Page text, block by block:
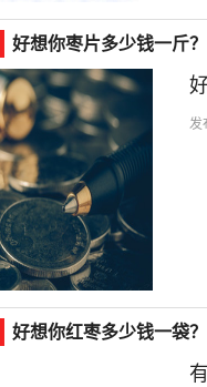
好想你枣片多少钱一斤？
发
好想你红枣多少钱一袋？